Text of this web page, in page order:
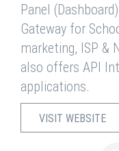
Panel
Gateway for
marketing, ISP &
also offers API
applications.
VISIT WEBSITE